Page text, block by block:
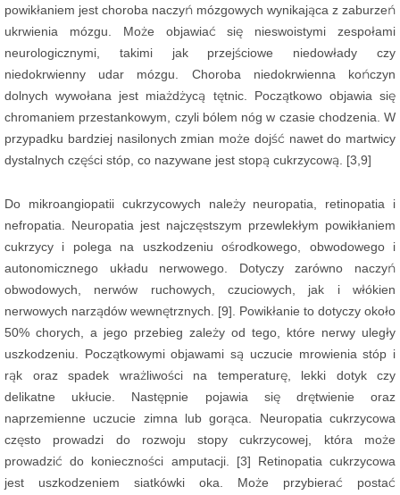
powikłaniem jest choroba naczyń mózgowych wynikająca z zaburzeń
ukrwienia mózgu. Może objawiać się nieswoistymi zespołami
neurologicznymi, takimi jak przejściowe niedowłady czy
niedokrwienny udar mózgu. Choroba niedokrwienna kończyn
dolnych wywołana jest miażdżycą tętnic. Początkowo objawia się
chromaniem przestankowym, czyli bólem nóg w czasie chodzenia. W
przypadku bardziej nasilonych zmian może dojść nawet do martwicy
dystalnych części stóp, co nazywane jest stopą cukrzycową. [3,9]
Do mikroangiopatii cukrzycowych należy neuropatia, retinopatia i
nefropatia. Neuropatia jest najczęstszym przewlekłym powikłaniem
cukrzycy i polega na uszkodzeniu ośrodkowego, obwodowego i
autonomicznego układu nerwowego. Dotyczy zarówno naczyń
obwodowych, nerwów ruchowych, czuciowych, jak i włókien
nerwowych narządów wewnętrznych. [9]. Powikłanie to dotyczy około
50% chorych, a jego przebieg zależy od tego, które nerwy uległy
uszkodzeniu. Początkowymi objawami są uczucie mrowienia stóp i
rąk oraz spadek wrażliwości na temperaturę, lekki dotyk czy
delikatne ukłucie. Następnie pojawia się drętwienie oraz
naprzemienne uczucie zimna lub gorąca. Neuropatia cukrzycowa
często prowadzi do rozwoju stopy cukrzycowej, która może
prowadzić do konieczności amputacji. [3] Retinopatia cukrzycowa
jest uszkodzeniem siatkówki oka. Może przybierać postać